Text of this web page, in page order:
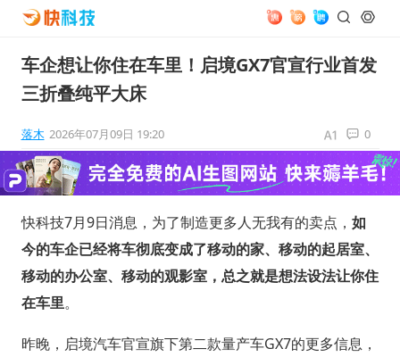
车企想让你住在车里！启境GX7官宣行业首发
三折叠纯平大床
落木 2026年07月09日 19:20 0
快科技7月9日消息，为了制造更多人无我有的卖点， 如
今的车企已经将车彻底变成了移动的家、移动的起居室、
移动的办公室、移动的观影室，总之就是想法设法让你住
在车里。
昨晚，启境汽车官宣旗下第二款量产车GX7的更多信息，